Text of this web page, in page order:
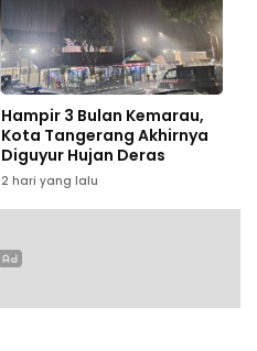
Hampir 3 Bulan Kemarau,
Kota Tangerang Akhirnya
Diguyur Hujan Deras
2 hari yang lalu